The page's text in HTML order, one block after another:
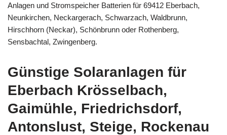
Anlagen und Stromspeicher Batterien für 69412 Eberbach,
Neunkirchen, Neckargerach, Schwarzach, Waldbrunn,
Hirschhorn (Neckar), Schönbrunn oder Rothenberg,
Sensbachtal, Zwingenberg.
Günstige Solaranlagen für
Eberbach Krösselbach,
Gaimühle, Friedrichsdorf,
Antonslust, Steige, Rockenau